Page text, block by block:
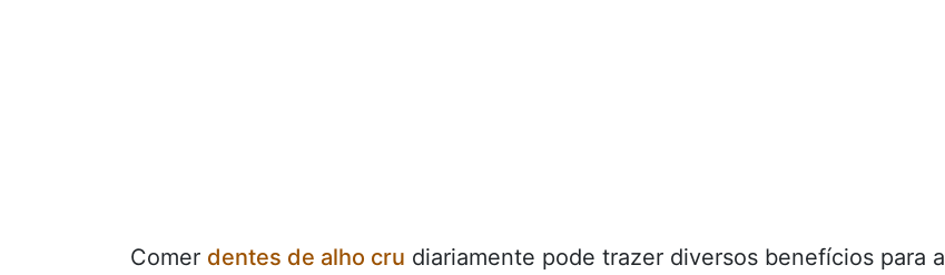
Comer dentes de alho cru diariamente pode trazer diversos benefícios para a